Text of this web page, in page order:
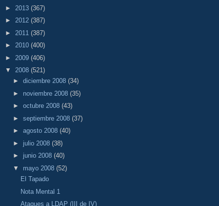
► 2013 (367)
► 2012 (387)
► 2011 (387)
► 2010 (400)
► 2009 (406)
▼ 2008 (521)
► diciembre 2008 (34)
► noviembre 2008 (35)
► octubre 2008 (43)
► septiembre 2008 (37)
► agosto 2008 (40)
► julio 2008 (38)
► junio 2008 (40)
▼ mayo 2008 (52)
El Tapado
Nota Mental 1
Ataques a LDAP (III de IV)